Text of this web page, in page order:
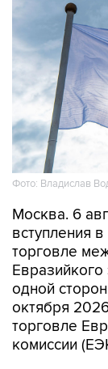
Фото: Владислав
Москва. 6
вступления
торговле
одной
октября
торговле
комиссии